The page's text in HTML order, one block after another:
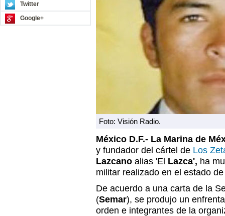
Twitter
Google+
Foto: Visión Radio.
México D.F.- La Marina de
y fundador del cártel de Los
Lazcano alias 'El Lazca', ha
militar realizado en el estado
De acuerdo a una carta de la
(Semar), se produjo un
orden e integrantes de la